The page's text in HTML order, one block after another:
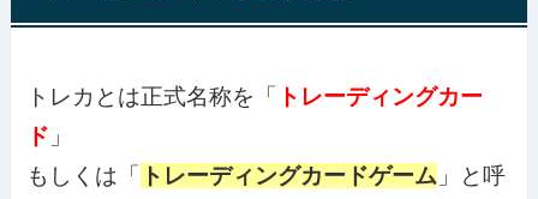
トレカとは正式名称を「
トレーディングカー
ド 」
もしくは「
トレーディングカードゲーム 」と呼